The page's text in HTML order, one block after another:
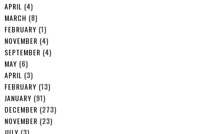
APRIL (4)
MARCH (8)
FEBRUARY (1)
NOVEMBER (4)
SEPTEMBER (4)
MAY (6)
APRIL (3)
FEBRUARY (13)
JANUARY (91)
DECEMBER (273)
NOVEMBER (23)